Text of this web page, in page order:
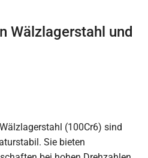
Wälzlagerstahl und
(100Cr6) sind
Sie bieten